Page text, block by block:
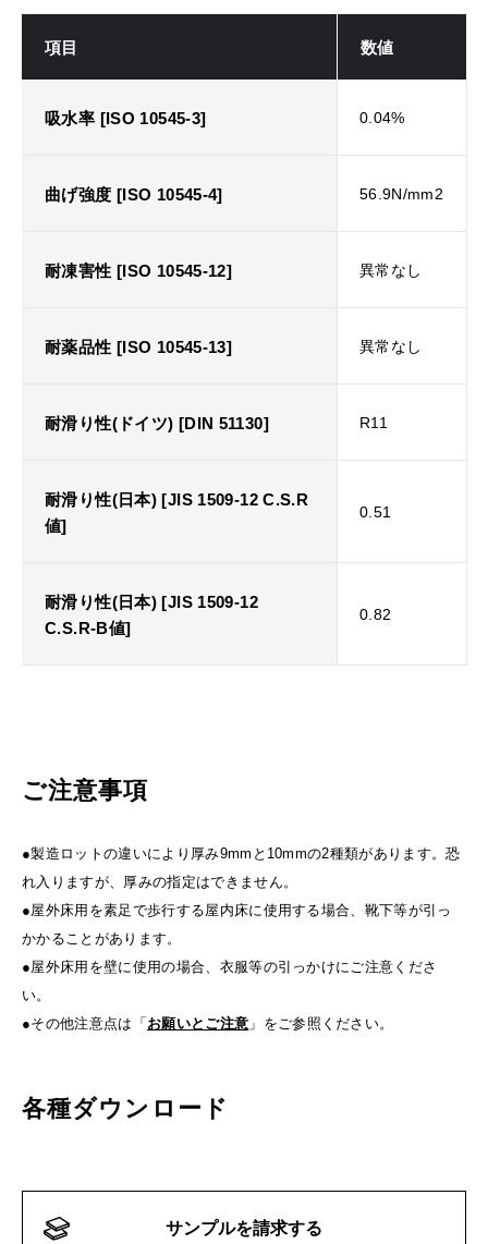
項目 数値
吸水率 [ISO 10545-3] 0.04%
曲げ強度 [ISO 10545-4] 56.9N/mm2
耐凍害性 [ISO 10545-12] 異常なし
耐薬品性 [ISO 10545-13] 異常なし
耐滑り性(ドイツ) [DIN 51130] R11
耐滑り性(日本) [JIS 1509-12 C.S.R
値]
0.51
耐滑り性(日本) [JIS 1509-12
C.S.R-B値]
0.82
ご注意事項
●製造ロットの違いにより厚み9mmと10mmの2種類があります。恐
れ入りますが、厚みの指定はできません。
●屋外床用を素足で歩行する屋内床に使用する場合、靴下等が引っ
かかることがあります。
●屋外床用を壁に使用の場合、衣服等の引っかけにご注意くださ
い。
●その他注意点は「お願いとご注意 」をご参照ください。
各種ダウンロード
サンプルを請求する